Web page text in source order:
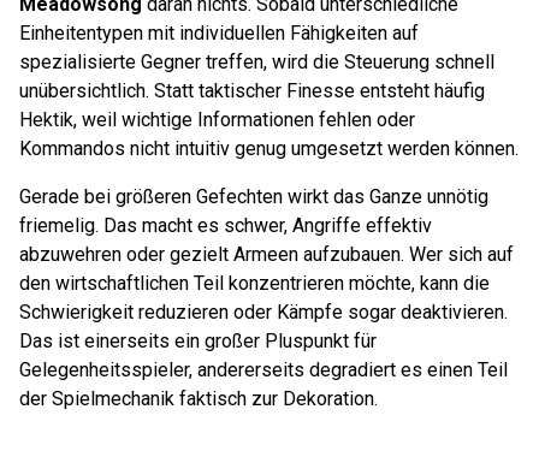
Einheitentypen mit individuellen Fähigkeiten auf
spezialisierte Gegner treffen, wird die Steuerung schnell
unübersichtlich. Statt taktischer Finesse entsteht häufig
Hektik, weil wichtige Informationen fehlen oder
Kommandos nicht intuitiv genug umgesetzt werden können.
Gerade bei größeren Gefechten wirkt das Ganze unnötig
friemelig. Das macht es schwer, Angriffe effektiv
abzuwehren oder gezielt Armeen aufzubauen. Wer sich auf
den wirtschaftlichen Teil konzentrieren möchte, kann die
Schwierigkeit reduzieren oder Kämpfe sogar deaktivieren.
Das ist einerseits ein großer Pluspunkt für
Gelegenheitsspieler, andererseits degradiert es einen Teil
der Spielmechanik faktisch zur Dekoration.